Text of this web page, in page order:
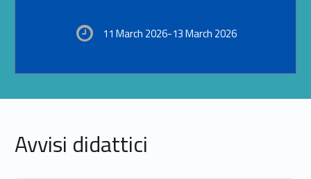
11 March 2026-13 March 2026
Avvisi didattici